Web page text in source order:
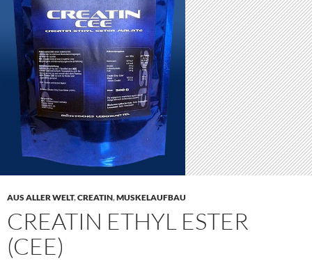
AUS ALLER WELT,CREATIN,MUSKELAUFBAU
CREATIN ETHYL ESTER
(CEE)